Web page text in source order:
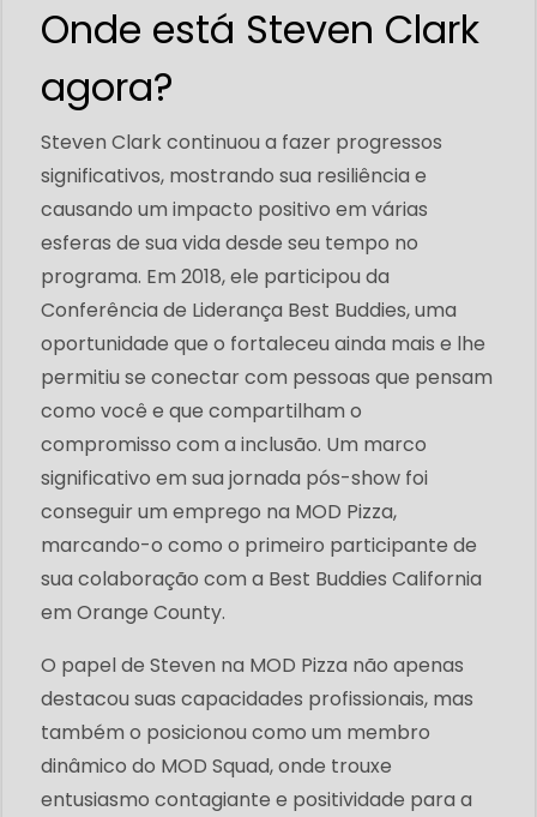
Onde está Steven Clark
agora?
Steven Clark continuou a fazer progressos
significativos, mostrando sua resiliência e
causando um impacto positivo em várias
esferas de sua vida desde seu tempo no
programa. Em 2018, ele participou da
Conferência de Liderança Best Buddies, uma
oportunidade que o fortaleceu ainda mais e lhe
permitiu se conectar com pessoas que pensam
como você e que compartilham o
compromisso com a inclusão. Um marco
significativo em sua jornada pós-show foi
conseguir um emprego na MOD Pizza,
marcando-o como o primeiro participante de
sua colaboração com a Best Buddies California
em Orange County.
O papel de Steven na MOD Pizza não apenas
destacou suas capacidades profissionais, mas
também o posicionou como um membro
dinâmico do MOD Squad, onde trouxe
entusiasmo contagiante e positividade para a